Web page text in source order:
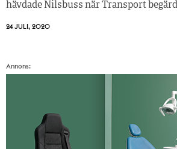
hävdade Nilsbuss när Transport
24 JULI, 2020
Annons: